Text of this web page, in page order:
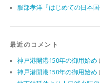
服部孝洋『はじめての日本国
最近のコメント
神戸港開港150年の御用始め
神戸港開港150年の御用始め